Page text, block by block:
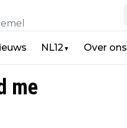
NL12 ▼ Over ons
me